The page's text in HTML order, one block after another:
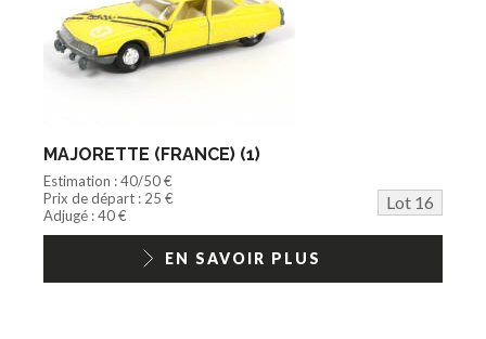
MAJORETTE (FRANCE) (1)
Estimation : 40/50 €
Prix de départ : 25 €
Lot 16
Adjugé : 40 €
EN SAVOIR PLUS